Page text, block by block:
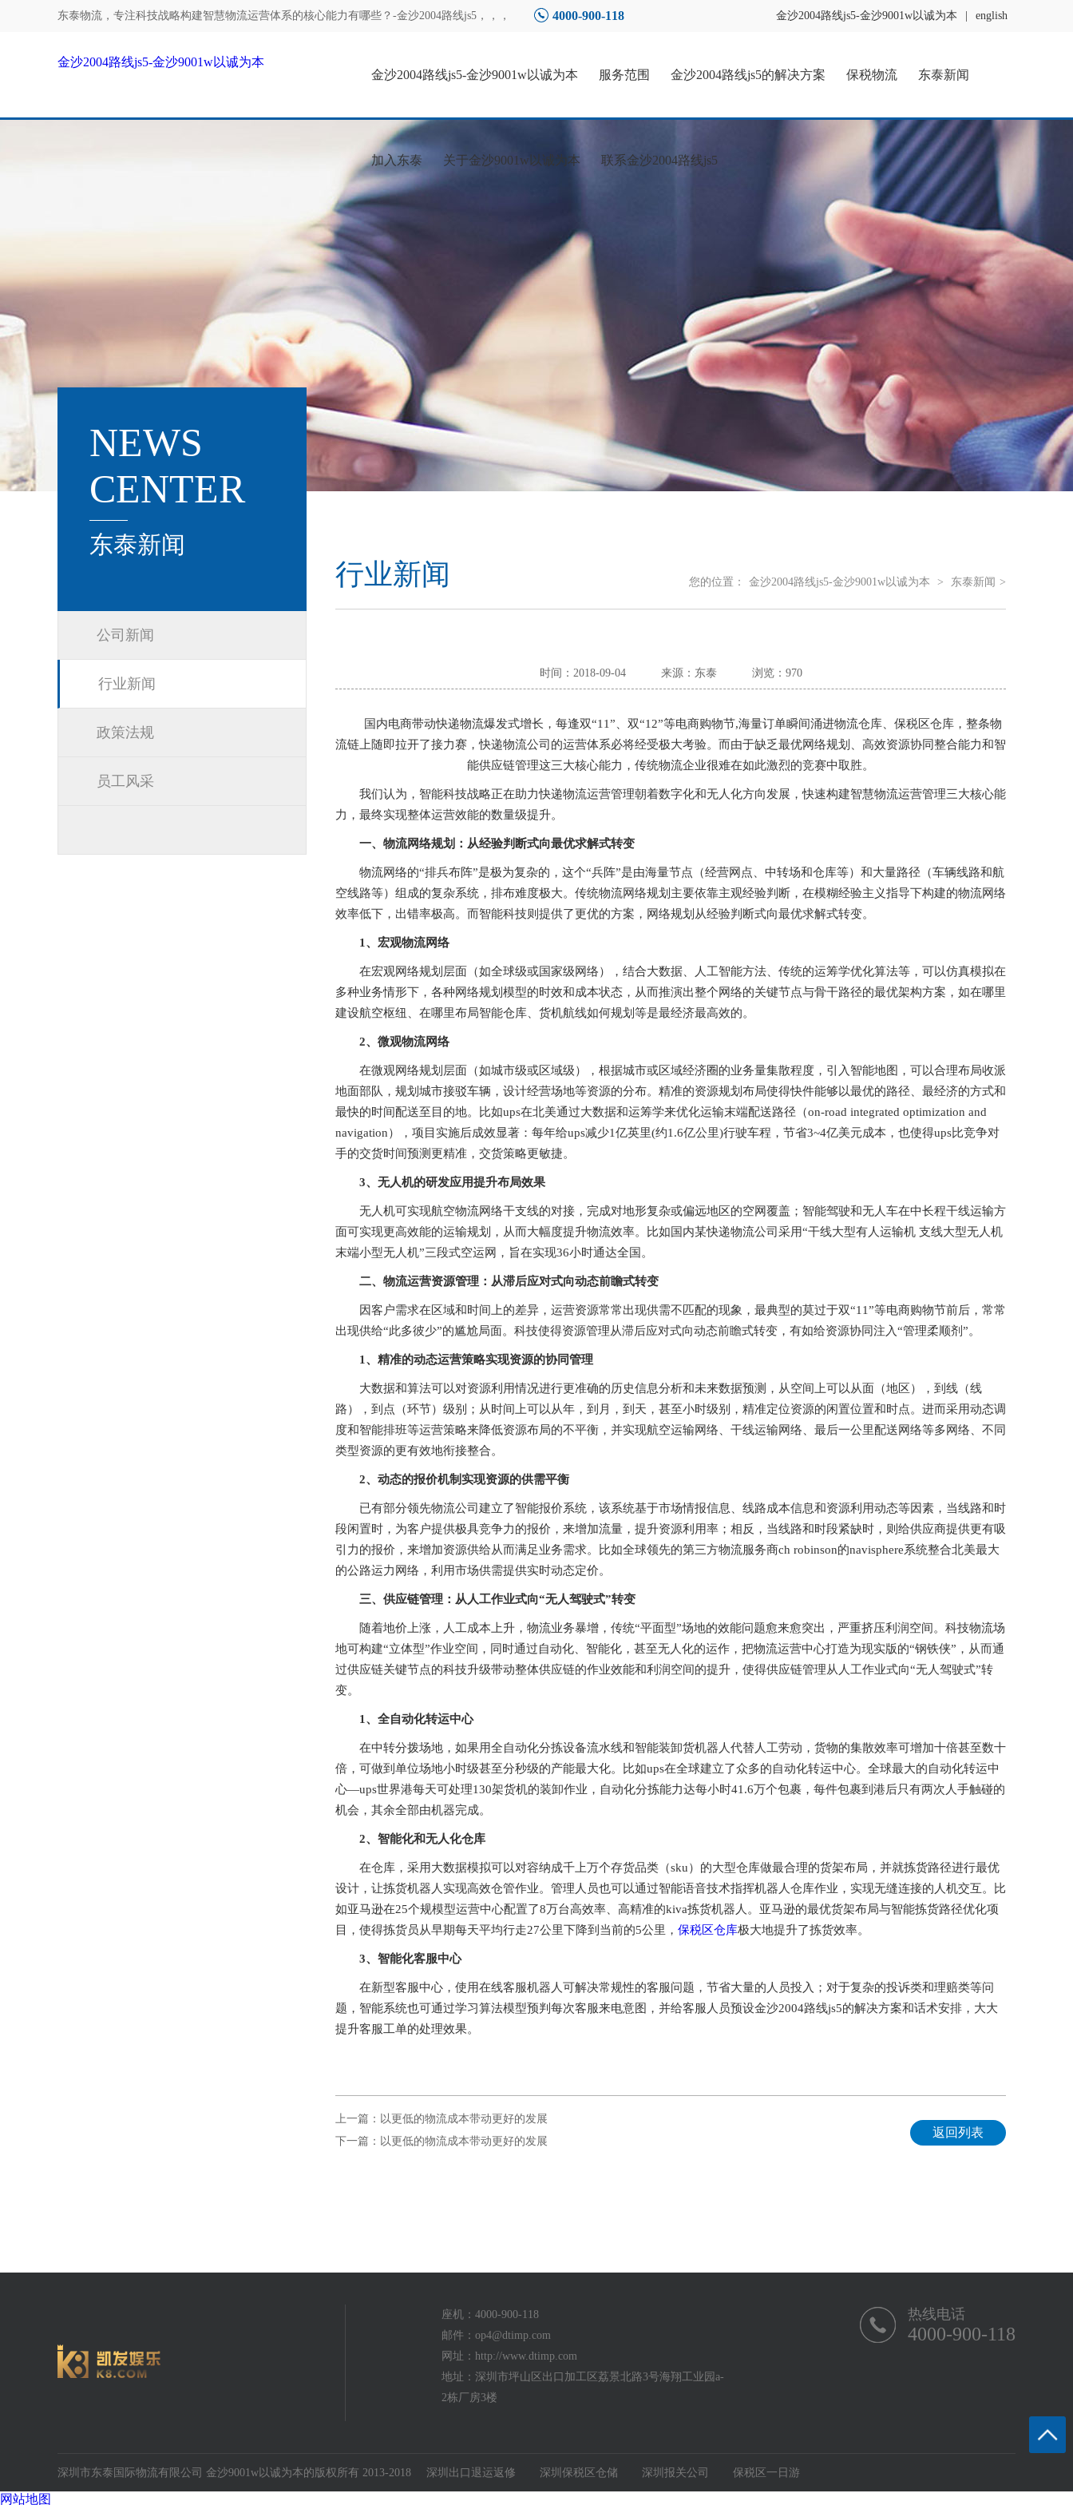
东泰物流，专注科技战略构建智慧物流运营体系的核心能力有哪些？-金沙2004路线js5 ，，， 4000-900-118 金沙2004路线js5-金沙9001w以诚为本 english
金沙2004路线js5-金沙9001w以诚为本
金沙2004路线js5-金沙9001w以诚为本
服务范围 金沙2004路线js5的解决方案 保税物流 东泰新闻
加入东泰 关于金沙9001w以诚为本 联系金沙2004路线js5
NEWS
CENTER
东泰新闻
公司新闻
行业新闻
政策法规
员工风采
行业新闻 您的位置： 金沙2004路线js5-金沙9001w以诚为本 > 东泰新闻 >
时间：2018-09-04 来源：东泰 浏览：970
国内电商带动快递物流爆发式增长，每逢双“11”、双“12”等电商购物节,海量订单瞬间涌进物流仓库、保税区仓库，整条物
流链上随即拉开了接力赛，快递物流公司的运营体系必将经受极大考验。而由于缺乏最优网络规划、高效资源协同整合能力和智
能供应链管理这三大核心能力，传统物流企业很难在如此激烈的竞赛中取胜。
我们认为，智能科技战略正在助力快递物流运营管理朝着数字化和无人化方向发展，快速构建智慧物流运营管理三大核心能
力，最终实现整体运营效能的数量级提升。
一、物流网络规划：从经验判断式向最优求解式转变
物流网络的“排兵布阵”是极为复杂的，这个“兵阵”是由海量节点（经营网点、中转场和仓库等）和大量路径（车辆线路和航
空线路等）组成的复杂系统，排布难度极大。传统物流网络规划主要依靠主观经验判断，在模糊经验主义指导下构建的物流网络
效率低下，出错率极高。而智能科技则提供了更优的方案，网络规划从经验判断式向最优求解式转变。
1、宏观物流网络
在宏观网络规划层面（如全球级或国家级网络），结合大数据、人工智能方法、传统的运筹学优化算法等，可以仿真模拟在
多种业务情形下，各种网络规划模型的时效和成本状态，从而推演出整个网络的关键节点与骨干路径的最优架构方案，如在哪里
建设航空枢纽、在哪里布局智能仓库、货机航线如何规划等是最经济最高效的。
2、微观物流网络
在微观网络规划层面（如城市级或区域级），根据城市或区域经济圈的业务量集散程度，引入智能地图，可以合理布局收派
地面部队，规划城市接驳车辆，设计经营场地等资源的分布。精准的资源规划布局使得快件能够以最优的路径、最经济的方式和
最快的时间配送至目的地。比如ups在北美通过大数据和运筹学来优化运输末端配送路径（on-road integrated optimization and
navigation），项目实施后成效显著：每年给ups减少1亿英里(约1.6亿公里)行驶车程，节省3~4亿美元成本，也使得ups比竞争对
手的交货时间预测更精准，交货策略更敏捷。
3、无人机的研发应用提升布局效果
无人机可实现航空物流网络干支线的对接，完成对地形复杂或偏远地区的空网覆盖；智能驾驶和无人车在中长程干线运输方
面可实现更高效能的运输规划，从而大幅度提升物流效率。比如国内某快递物流公司采用“干线大型有人运输机 支线大型无人机
末端小型无人机”三段式空运网，旨在实现36小时通达全国。
二、物流运营资源管理：从滞后应对式向动态前瞻式转变
因客户需求在区域和时间上的差异，运营资源常常出现供需不匹配的现象，最典型的莫过于双“11”等电商购物节前后，常常
出现供给“此多彼少”的尴尬局面。科技使得资源管理从滞后应对式向动态前瞻式转变，有如给资源协同注入“管理柔顺剂”。
1、精准的动态运营策略实现资源的协同管理
大数据和算法可以对资源利用情况进行更准确的历史信息分析和未来数据预测，从空间上可以从面（地区），到线（线
路），到点（环节）级别；从时间上可以从年，到月，到天，甚至小时级别，精准定位资源的闲置位置和时点。进而采用动态调
度和智能排班等运营策略来降低资源布局的不平衡，并实现航空运输网络、干线运输网络、最后一公里配送网络等多网络、不同
类型资源的更有效地衔接整合。
2、动态的报价机制实现资源的供需平衡
已有部分领先物流公司建立了智能报价系统，该系统基于市场情报信息、线路成本信息和资源利用动态等因素，当线路和时
段闲置时，为客户提供极具竞争力的报价，来增加流量，提升资源利用率；相反，当线路和时段紧缺时，则给供应商提供更有吸
引力的报价，来增加资源供给从而满足业务需求。比如全球领先的第三方物流服务商ch robinson的navisphere系统整合北美最大
的公路运力网络，利用市场供需提供实时动态定价。
三、供应链管理：从人工作业式向“无人驾驶式”转变
随着地价上涨，人工成本上升，物流业务暴增，传统“平面型”场地的效能问题愈来愈突出，严重挤压利润空间。科技物流场
地可构建“立体型”作业空间，同时通过自动化、智能化，甚至无人化的运作，把物流运营中心打造为现实版的“钢铁侠”，从而通
过供应链关键节点的科技升级带动整体供应链的作业效能和利润空间的提升，使得供应链管理从人工作业式向“无人驾驶式”转
变。
1、全自动化转运中心
在中转分拨场地，如果用全自动化分拣设备流水线和智能装卸货机器人代替人工劳动，货物的集散效率可增加十倍甚至数十
倍，可做到单位场地小时级甚至分秒级的产能最大化。比如ups在全球建立了众多的自动化转运中心。全球最大的自动化转运中
心—ups世界港每天可处理130架货机的装卸作业，自动化分拣能力达每小时41.6万个包裹，每件包裹到港后只有两次人手触碰的
机会，其余全部由机器完成。
2、智能化和无人化仓库
在仓库，采用大数据模拟可以对容纳成千上万个存货品类（sku）的大型仓库做最合理的货架布局，并就拣货路径进行最优
设计，让拣货机器人实现高效仓管作业。管理人员也可以通过智能语音技术指挥机器人仓库作业，实现无缝连接的人机交互。比
如亚马逊在25个规模型运营中心配置了8万台高效率、高精准的kiva拣货机器人。亚马逊的最优货架布局与智能拣货路径优化项
目，使得拣货员从早期每天平均行走27公里下降到当前的5公里， 保税区仓库极大地提升了拣货效率。
3、智能化客服中心
在新型客服中心，使用在线客服机器人可解决常规性的客服问题，节省大量的人员投入；对于复杂的投诉类和理赔类等问
题，智能系统也可通过学习算法模型预判每次客服来电意图，并给客服人员预设金沙2004路线js5的解决方案和话术安排，大大
提升客服工单的处理效果。
上一篇：以更低的物流成本带动更好的发展
下一篇：以更低的物流成本带动更好的发展
返回列表
座机：4000-900-118
邮件： op4@dtimp.com
网址：http://www.dtimp.com
地址：深圳市坪山区出口加工区荔景北路3号海翔工业园a-
2栋厂房3楼
热线电话
4000-900-118
深圳市东泰国际物流有限公司 金沙9001w以诚为本的版权所有 2013-2018 深圳出口退运返修 深圳保税区仓储 深圳报关公司 保税区一日游
网站地图